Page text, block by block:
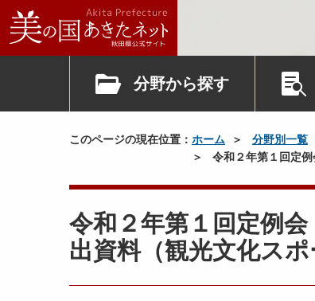
分野から探す
このページの現在位置： ホーム 分野別一覧
令和２年第１回定
令和２年第１回定例
出資料（観光文化スポ